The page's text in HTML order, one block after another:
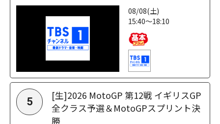
08/08(土)
15:40～18:10
5
[生]2026 MotoGP 第12戦 イギリスGP
全クラス予選＆MotoGPスプリント決
勝